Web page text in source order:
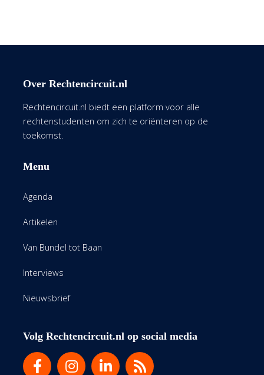
Over Rechtencircuit.nl
Rechtencircuit.nl biedt een platform voor alle
rechtenstudenten om zich te oriënteren op de
toekomst.
Menu
Agenda
Artikelen
Van Bundel tot Baan
Interviews
Nieuwsbrief
Volg Rechtencircuit.nl op social media